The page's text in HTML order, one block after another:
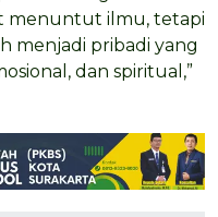
menuntut ilmu, tetapi
pribadi yang
dan spiritual,”